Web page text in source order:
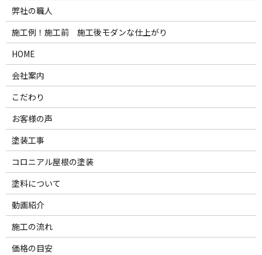
弊社の職人
施工例！施工前 施工後モダンな仕上がり
HOME
会社案内
こだわり
お客様の声
塗装工事
コロニアル屋根の塗装
塗料について
動画紹介
施工の流れ
価格の目安